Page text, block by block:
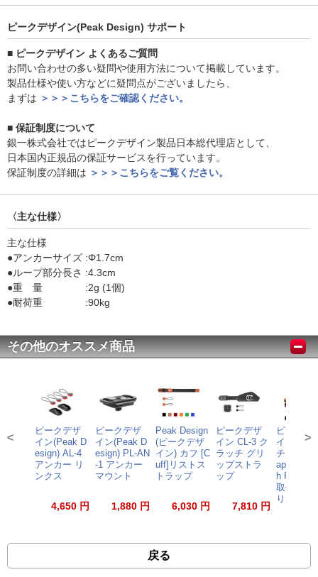
ピークデザイン(Peak Design) サポート
■ ピークデザイン よくあるご質問
お問い合わせの多い疑問や使用方法について掲載しています。
製品仕様や使い方などに疑問点がございましたら、
まずは ＞＞＞こちらをご確認ください。
■ 保証制度について
銀一株式会社ではピークデザイン製品日本総代理店として、
日本国内正規品の保証サービスを行っています。
保証制度の詳細は ＞＞＞こちらをご覧ください。
〈主な仕様〉
主な仕様
●アンカーサイズ :Φ1.7cm
●ループ部分長さ :4.3cm
●重 量 :2g (1個)
●耐荷重 :90kg
その他のオススメ商品
ピークデザ
イン(Peak D
esign) AL-4
アンカー リ
ンクス
4,650 円
ピークデザ
イン(Peak D
esign) PL-AN
-1 アンカー
マウント
1,880 円
Peak Design
(ピークデザ
イン) カフ [C
uff]リストス
トラップ
6,030 円
ピークデザ
イン CL-3 ク
ラッチ グリ
ップストラ
ップ
7,810 円
ピークデ
イン キャ
チャー
apture V3
h Plate]
取優待あ
り】
< >
戻る